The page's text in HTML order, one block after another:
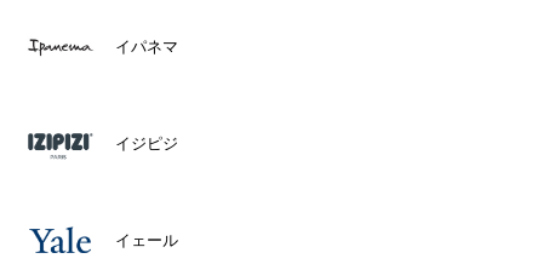
イパネマ
イジピジ
イェール